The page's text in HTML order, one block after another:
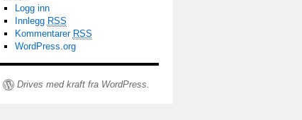
Logg inn
Innlegg RSS
Kommentarer RSS
WordPress.org
Drives med kraft fra WordPress.